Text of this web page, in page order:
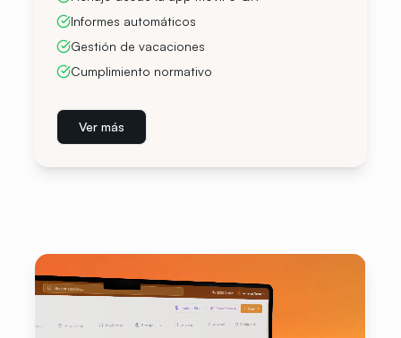
Informes automáticos
Gestión de vacaciones
Cumplimiento normativo
Ver más